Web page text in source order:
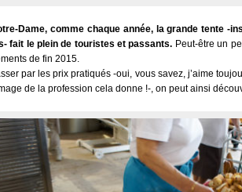
Dame, comme chaque année, la grande tente -
fait le plein de touristes et passants. Peut-être un
de fin 2015.
par les prix pratiqués -oui, vous savez, j’aime
de la profession cela donne !-, on peut ainsi